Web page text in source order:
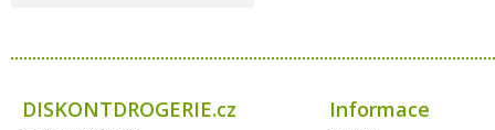
Bolton
BumusCare GmBh
DISKONTDROGERIE.cz Informace